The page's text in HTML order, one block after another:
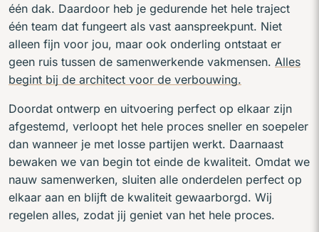
één dak. Daardoor heb je gedurende het hele traject
één team dat fungeert als vast aanspreekpunt. Niet
alleen fijn voor jou, maar ook onderling ontstaat er
geen ruis tussen de samenwerkende vakmensen. Alles
begint bij de architect voor de verbouwing.
Doordat ontwerp en uitvoering perfect op elkaar zijn
afgestemd, verloopt het hele proces sneller en soepeler
dan wanneer je met losse partijen werkt. Daarnaast
bewaken we van begin tot einde de kwaliteit. Omdat we
nauw samenwerken, sluiten alle onderdelen perfect op
elkaar aan en blijft de kwaliteit gewaarborgd. Wij
regelen alles, zodat jij geniet van het hele proces.